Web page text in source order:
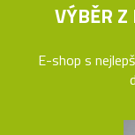
VÝBĚR Z
E-shop s